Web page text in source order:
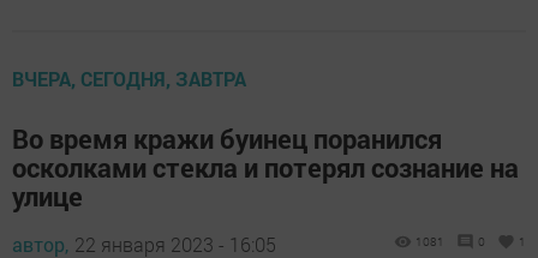
ВЧЕРА, СЕГОДНЯ, ЗАВТРА
Во время кражи буинец поранился
осколками стекла и потерял сознание на
улице
автор, 22 января 2023 - 16:05 1081 0 1